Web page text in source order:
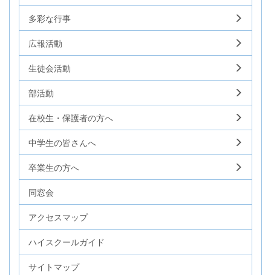
多彩な行事
広報活動
生徒会活動
部活動
在校生・保護者の方へ
中学生の皆さんへ
卒業生の方へ
同窓会
アクセスマップ
ハイスクールガイド
サイトマップ